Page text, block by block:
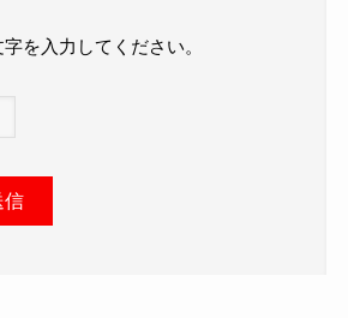
を入力してください。